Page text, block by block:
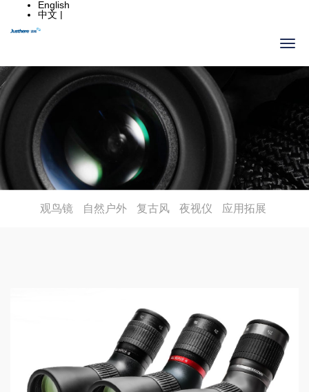
English
中文 |
观鸟镜 自然户外 复古风 夜视仪 应用拓展